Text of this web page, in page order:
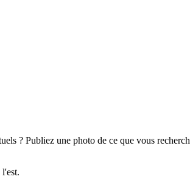
? Publiez une photo de ce que vous